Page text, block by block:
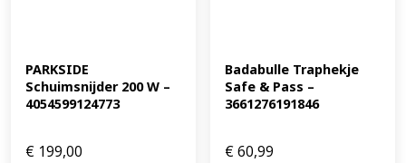
PARKSIDE
Schuimsnijder 200 W –
4054599124773
€ 199,00
Badabulle Traphekje
Safe & Pass –
3661276191846
€60,99